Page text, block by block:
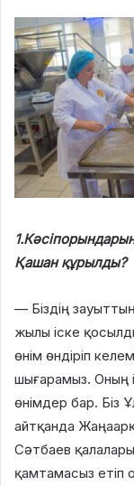
Қашан құрылды?
— Біздің
жылы іске
өнім өндіріп
шығарамыз. Оның
өнімдер бар. Біз
айтқанда
Сәтбаев
қамтамасыз етіп